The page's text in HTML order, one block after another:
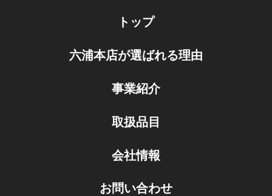
トップ
六浦本店が選ばれる理由
事業紹介
取扱品目
会社情報
お問い合わせ